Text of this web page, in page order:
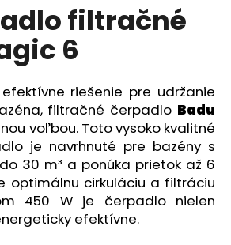
filtračné
6
riešenie pre udržanie
filtračné čerpadlo Badu
voľbou. Toto vysoko kvalitné
je navrhnuté pre bazény s
30 m³ a ponúka prietok až 6
optimálnu cirkuláciu a filtráciu
450 W je čerpadlo nielen
efektívne.
HĽADAŤ